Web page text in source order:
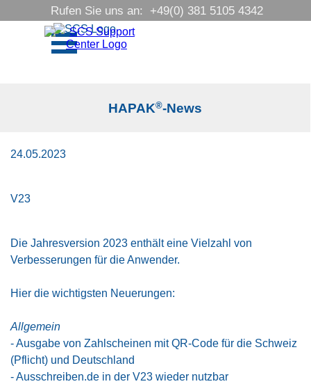
Direkt zum Seiteninhalt
Menü überspringen
Rufen Sie uns an:  +49(0) 381 5105 4342
HAPAK®-News
24.05.2023
V23
Die Jahresversion 2023 enthält eine Vielzahl von
Verbesserungen für die Anwender.
Hier die wichtigsten Neuerungen:
Allgemein
- Ausgabe von Zahlscheinen mit QR-Code für die Schweiz
(Pflicht) und Deutschland
- Ausschreiben.de in der V23 wieder nutzbar